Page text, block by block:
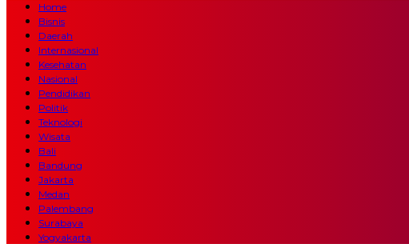
Home
Bisnis
Daerah
Internasional
Kesehatan
Nasional
Pendidikan
Politik
Teknologi
Wisata
Bali
Bandung
Jakarta
Medan
Palembang
Surabaya
Yogyakarta